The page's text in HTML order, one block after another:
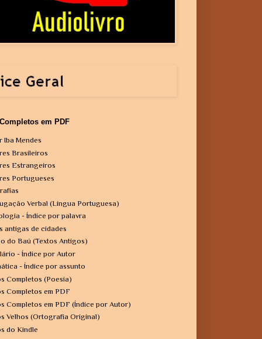
em PDF
Iba Mendes
Brasileiros
Estrangeiros
Portugueses
Verbal (Língua Portuguesa)
- Índice por palavra
antigas de cidades
do Baú (Textos Antigos)
- Índice por Autor
- Índice por assunto
Completos (Poesia)
Completos em PDF
Completos em PDF (Índice por Autor)
Velhos (Ortografia Original)
do Kindle